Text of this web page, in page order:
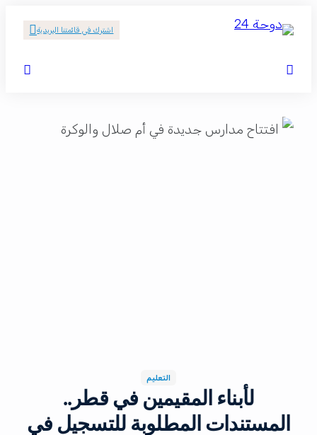
اشترك في قائمتنا البريدية
التعليم
لأبناء المقيمين في قطر..
المستندات المطلوبة للتسجيل في